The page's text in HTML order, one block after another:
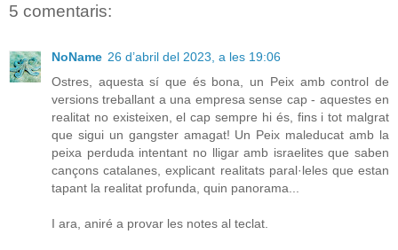
5 comentaris:
NoName 26 d’abril del 2023, a les 19:06
Ostres, aquesta sí que és bona, un Peix amb control de
versions treballant a una empresa sense cap - aquestes en
realitat no existeixen, el cap sempre hi és, fins i tot malgrat
que sigui un gangster amagat! Un Peix maleducat amb la
peixa perduda intentant no lligar amb israelites que saben
cançons catalanes, explicant realitats paral·leles que estan
tapant la realitat profunda, quin panorama...
I ara, aniré a provar les notes al teclat.